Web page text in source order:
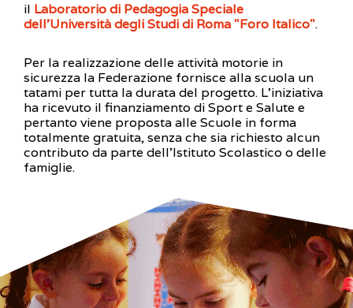
il Laboratorio di Pedagogia Speciale
dell'Università degli Studi di Roma "Foro Italico".
Per la realizzazione delle attività motorie in
sicurezza la Federazione fornisce alla scuola un
tatami per tutta la durata del progetto. L'iniziativa
ha ricevuto il finanziamento di Sport e Salute e
pertanto viene proposta alle Scuole in forma
totalmente gratuita, senza che sia richiesto alcun
contributo da parte dell'Istituto Scolastico o delle
famiglie.